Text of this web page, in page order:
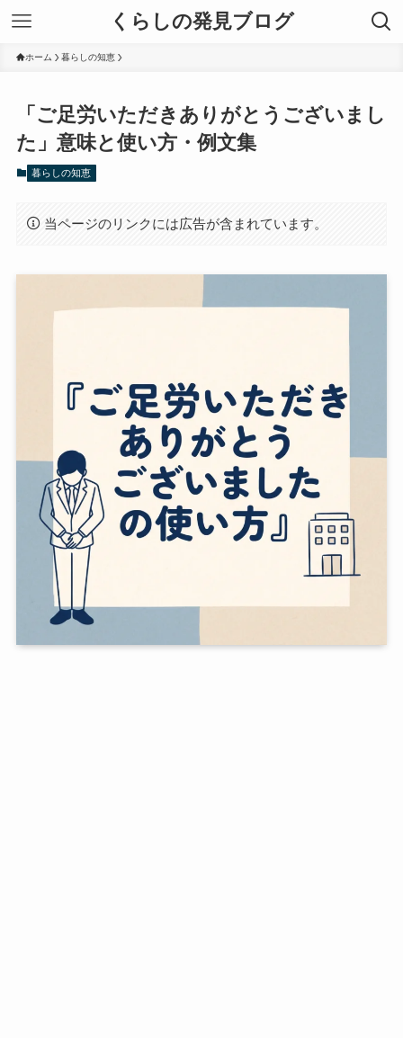
くらしの発見ブログ
ホーム 暮らしの知恵
「ご足労いただきありがとうございまし
た」意味と使い方・例文集
暮らしの知恵
当ページのリンクには広告が含まれています。